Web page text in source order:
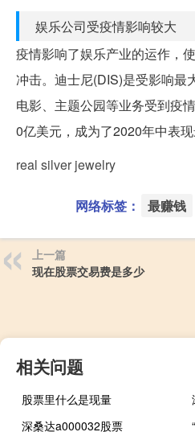
娱乐公司受疫情影响较大
疫情影响了娱乐产业的运作，
冲击。迪士尼(DIS)是受影响最
电影、主题公园等业务受到疫
0亿美元，成为了2020年中表现
real silver jewelry
网络标签： 最赚钱
上一篇
现在股票交易费是多少
相关问题
股票里什么是现量
深桑达a000032股票